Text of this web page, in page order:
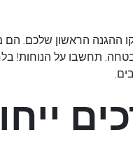
ההגנה הראשון שלכם. הם
תחשבו על הנוחות!